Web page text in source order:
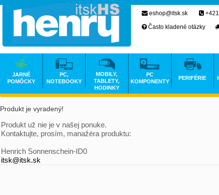
Produkt je vyradený!
Produkt už nie je v našej ponuke.
Kontaktujte, prosím, manažéra produktu:
Henrich Sonnenschein-ID0
itsk@itsk.sk
eshop@itsk.sk
Často kladené otázky
JARNÉ
POMÔCKY
PC,
NOTEBOOKY
MOBILY,
TABLETY,
HODINKY
PC
KOMPONENTY
PERIFÉRIE